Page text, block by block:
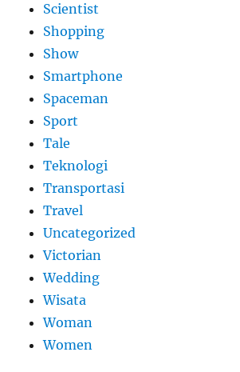
Scientist
Shopping
Show
Smartphone
Spaceman
Sport
Tale
Teknologi
Transportasi
Travel
Uncategorized
Victorian
Wedding
Wisata
Woman
Women